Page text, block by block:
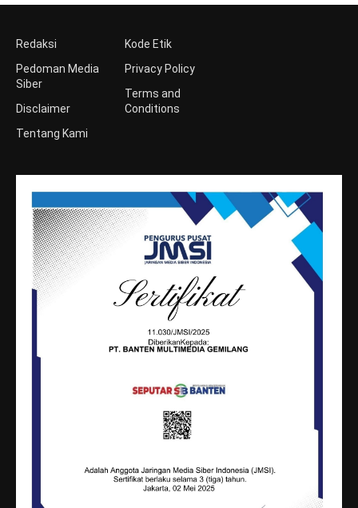
Redaksi
Pedoman Media
Siber
Disclaimer
Tentang Kami
Kode Etik
Privacy Policy
Terms and
Conditions